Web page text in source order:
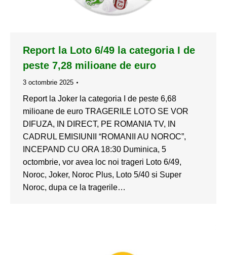
Report la Loto 6/49 la categoria I de
peste 7,28 milioane de euro
3 octombrie 2025
Report la Joker la categoria I de peste 6,68
milioane de euro TRAGERILE LOTO SE VOR
DIFUZA, IN DIRECT, PE ROMANIA TV, IN
CADRUL EMISIUNII “ROMANII AU NOROC”,
INCEPAND CU ORA 18:30 Duminica, 5
octombrie, vor avea loc noi trageri Loto 6/49,
Noroc, Joker, Noroc Plus, Loto 5/40 si Super
Noroc, dupa ce la tragerile…